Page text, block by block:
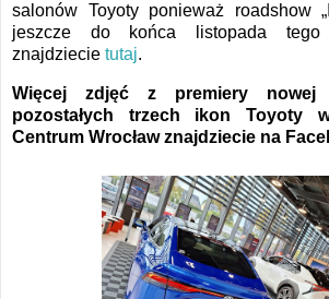
salonów Toyoty ponieważ roadshow
jeszcze do końca listopada tego
znajdziecie tutaj.
Więcej zdjęć z premiery
pozostałych trzech ikon Toyoty
Centrum Wrocław znajdziecie na